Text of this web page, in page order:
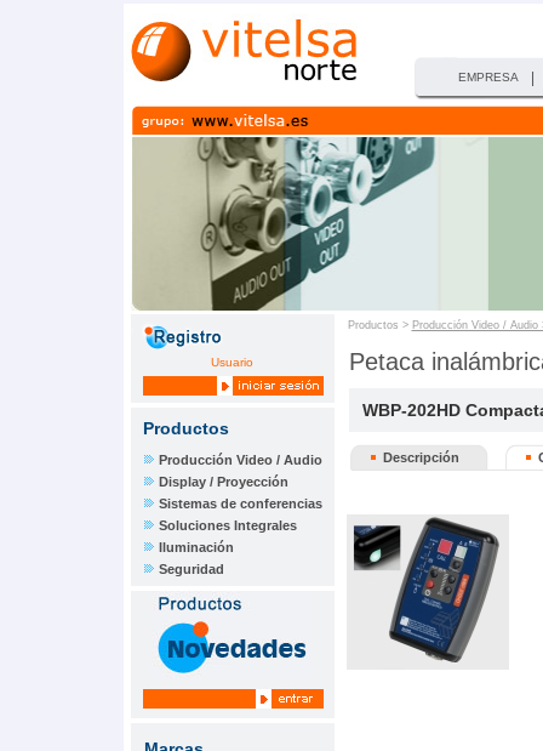
EMPRESA
Usuario
Productos
Producción Video / Audio
Display / Proyección
Sistemas de conferencias
Soluciones Integrales
Iluminación
Seguridad
Productos > Producción Video / Audio
Petaca
WBP-202HD
Descripción